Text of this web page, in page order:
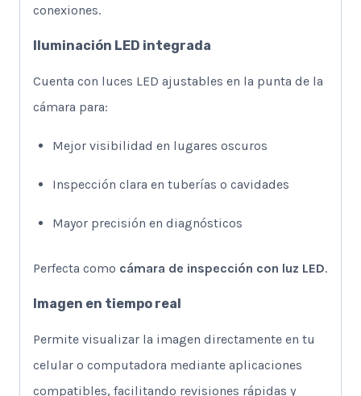
conexiones.
Iluminación LED integrada
Cuenta con luces LED ajustables en la punta de la
cámara para:
Mejor visibilidad en lugares oscuros
Inspección clara en tuberías o cavidades
Mayor precisión en diagnósticos
Perfecta como cámara de inspección con luz LED.
Imagen en tiempo real
Permite visualizar la imagen directamente en tu
celular o computadora mediante aplicaciones
compatibles, facilitando revisiones rápidas y